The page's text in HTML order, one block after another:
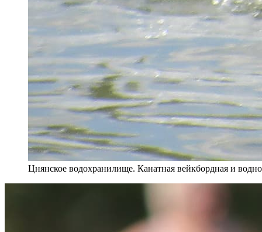
Цнянское водохранилище. Канатная вейкбордная и